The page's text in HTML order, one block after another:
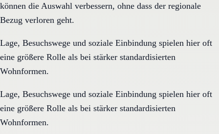
können die Auswahl verbessern, ohne dass der regionale
Bezug verloren geht.
Lage, Besuchswege und soziale Einbindung spielen hier oft
eine größere Rolle als bei stärker standardisierten
Wohnformen.
Lage, Besuchswege und soziale Einbindung spielen hier oft
eine größere Rolle als bei stärker standardisierten
Wohnformen.